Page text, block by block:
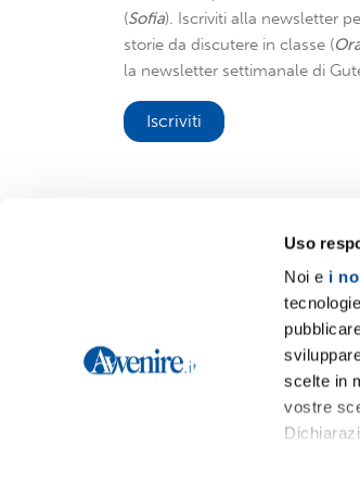
Uso
Noi e i
scelte in
vostre
(Sofia). Iscriviti alla newsletter
storie da discutere in classe (
la newsletter settimanale di
Iscriviti